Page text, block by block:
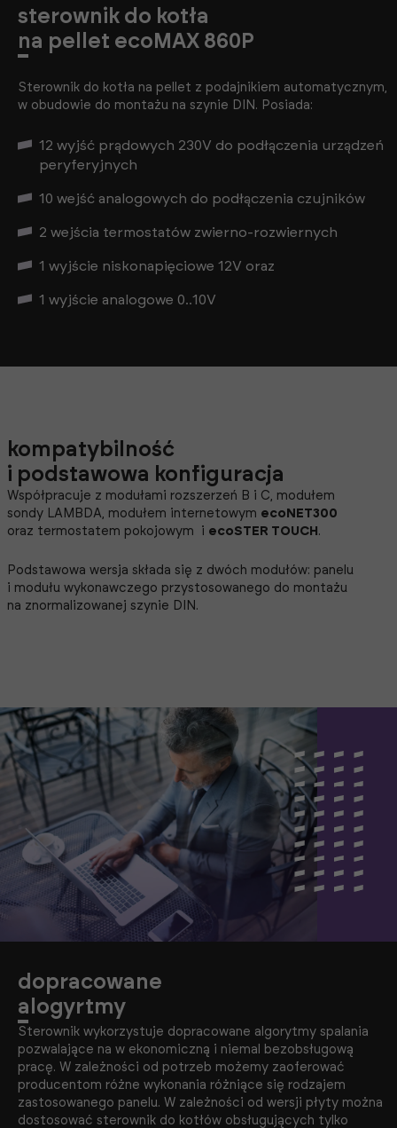
sterownik do kotła
na pellet ecoMAX 860P
Sterownik do kotła na pellet z podajnikiem automatycznym,
w obudowie do montażu na szynie DIN. Posiada:
12 wyjść prądowych 230V do podłączenia urządzeń
peryferyjnych
10 wejść analogowych do podłączenia czujników
2 wejścia termostatów zwierno-rozwiernych
1 wyjście niskonapięciowe 12V oraz
1 wyjście analogowe 0..10V
kompatybilność
i podstawowa konfiguracja
Współpracuje z modułami rozszerzeń B i C, modułem
sondy LAMBDA, modułem internetowym ecoNET300
oraz termostatem pokojowym i ecoSTER TOUCH .
Podstawowa wersja składa się z dwóch modułów: panelu
i modułu wykonawczego przystosowanego do montażu
na znormalizowanej szynie DIN.
dopracowane
alogyrtmy
Sterownik wykorzystuje dopracowane algorytmy spalania
pozwalające na w ekonomiczną i niemal bezobsługową
pracę. W zależności od potrzeb możemy zaoferować
producentom różne wykonania różniące się rodzajem
zastosowanego panelu. W zależności od wersji płyty można
dostosować sterownik do kotłów obsługujących tylko